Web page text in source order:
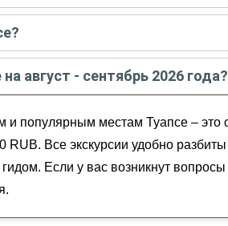
- сентябре 2026года:
в августе - сентябре 2026года:
август - сентябрь 2026 года?
и популярным местам Туапсе –
RUB. Все экскурсии удобно
Если у вас возникнут